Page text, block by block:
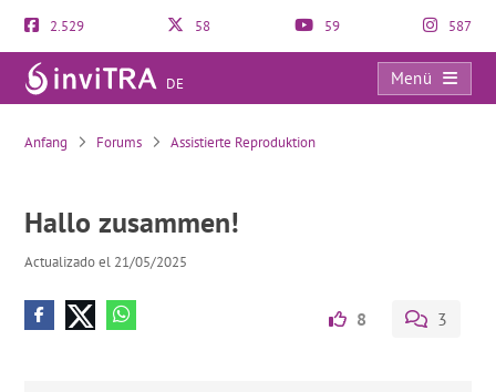
2.529 58 59 587
DE
Menü
Hallo zusammen!
Anfang Forums Assistierte Reproduktion
Hallo zusammen!
Actualizado el 21/05/2025
8 3